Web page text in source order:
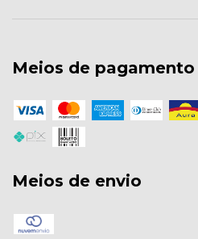
Meios de pagamento
Meios de envio